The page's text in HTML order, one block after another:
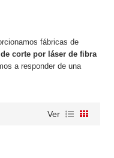
fábricas de
corte por láser de fibra
a responder de una
Ver